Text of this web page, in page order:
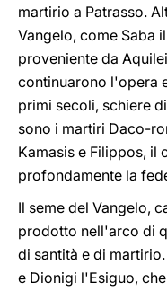
martirio a Patrasso.
Vangelo, come Saba
proveniente da
continuarono l'opera
primi secoli, schiere
sono i martiri Daco-
Kamasis e Filippos, il
profondamente la
Il seme del Vangelo,
prodotto nell'arco di
di santità e di
e Dionigi l'Esiguo,